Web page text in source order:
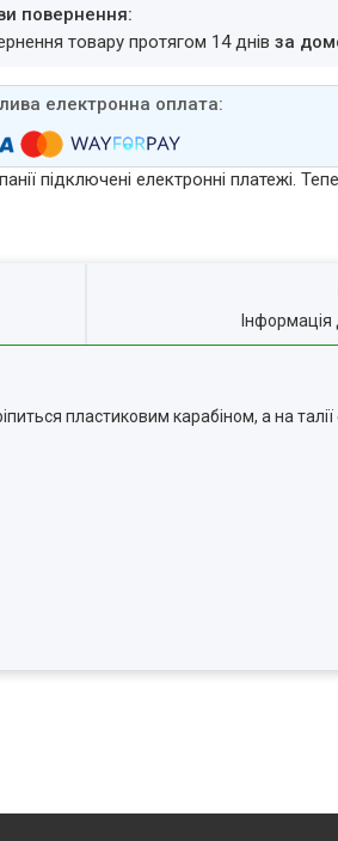
товару протягом 14 днівза
підключені електронні платежі.
пластиковим карабіном, а на